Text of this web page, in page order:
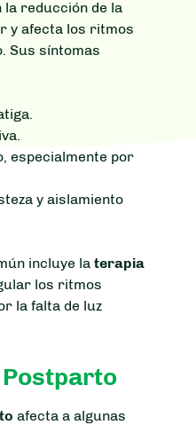
la reducción de la
y afecta los ritmos
Sus síntomas
especialmente por
y aislamiento
incluye la terapia
los ritmos
la falta de luz
afecta a algunas